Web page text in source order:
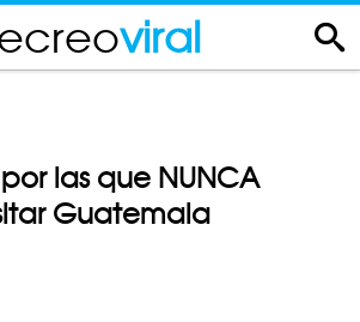
viral
las que NUNCA
Guatemala